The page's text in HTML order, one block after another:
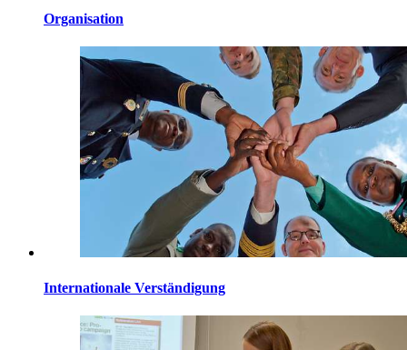
Organisation
Internationale Verständigung